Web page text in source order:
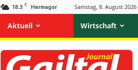
18.3 C Hermagor Samstag, 8. August 2026
Aktuell Wirtschaft
Gailtal
Journal